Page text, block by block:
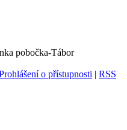
pobočka-Tábor
o přístupnosti | RSS